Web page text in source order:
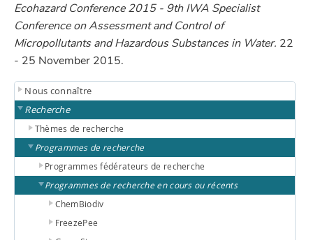
Ecohazard Conference 2015 - 9th IWA Specialist
Conference on Assessment and Control of
Micropollutants and Hazardous Substances in Water. 22
- 25 November 2015.
Nous connaître
Recherche
Thèmes de recherche
Programmes de recherche
Programmes fédérateurs de recherche
Programmes de recherche en cours ou récents
ChemBiodiv
FreezePee